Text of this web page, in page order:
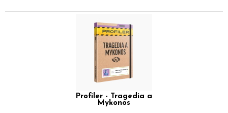
Profiler - Tragedia a
Mykonos